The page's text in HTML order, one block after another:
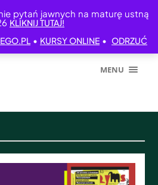
pytań jawnych na maturę ustną
KLIKNIJ TUTAJ!
• KURSY ONLINE • ODRZUĆ
MENU